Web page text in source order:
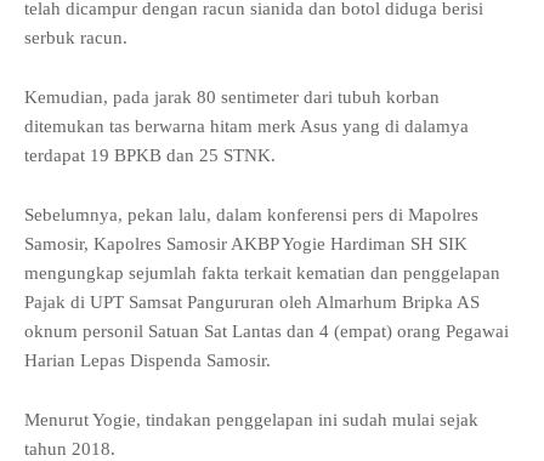
telah dicampur dengan racun sianida dan botol diduga berisi
serbuk racun.
Kemudian, pada jarak 80 sentimeter dari tubuh korban
ditemukan tas berwarna hitam merk Asus yang di dalamya
terdapat 19 BPKB dan 25 STNK.
Sebelumnya, pekan lalu, dalam konferensi pers di Mapolres
Samosir, Kapolres Samosir AKBP Yogie Hardiman SH SIK
mengungkap sejumlah fakta terkait kematian dan penggelapan
Pajak di UPT Samsat Pangururan oleh Almarhum Bripka AS
oknum personil Satuan Sat Lantas dan 4 (empat) orang Pegawai
Harian Lepas Dispenda Samosir.
Menurut Yogie, tindakan penggelapan ini sudah mulai sejak
tahun 2018.